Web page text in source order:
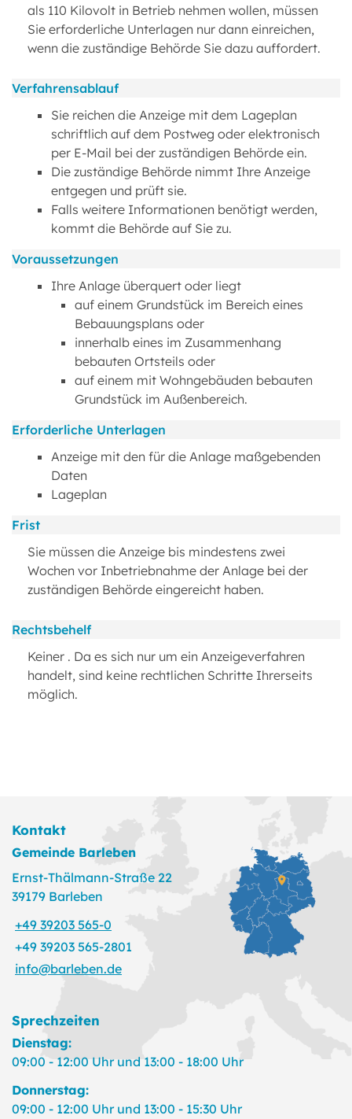
als 110 Kilovolt in Betrieb nehmen wollen, müssen
Sie erforderliche Unterlagen nur dann einreichen,
wenn die zuständige Behörde Sie dazu auffordert.
Verfahrensablauf
Sie reichen die Anzeige mit dem Lageplan
schriftlich auf dem Postweg oder elektronisch
per E-Mail bei der zuständigen Behörde ein.
Die zuständige Behörde nimmt Ihre Anzeige
entgegen und prüft sie.
Falls weitere Informationen benötigt werden,
kommt die Behörde auf Sie zu.
Voraussetzungen
Ihre Anlage überquert oder liegt
auf einem Grundstück im Bereich eines
Bebauungsplans oder
innerhalb eines im Zusammenhang
bebauten Ortsteils oder
auf einem mit Wohngebäuden bebauten
Grundstück im Außenbereich.
Erforderliche Unterlagen
Anzeige mit den für die Anlage maßgebenden
Daten
Lageplan
Frist
Sie müssen die Anzeige bis mindestens zwei
Wochen vor Inbetriebnahme der Anlage bei der
zuständigen Behörde eingereicht haben.
Rechtsbehelf
Keiner . Da es sich nur um ein Anzeigeverfahren
handelt, sind keine rechtlichen Schritte Ihrerseits
möglich.
Kontakt
Gemeinde Barleben
Ernst-Thälmann-Straße 22
39179 Barleben
+49 39203 565-0
+49 39203 565-2801
info@barleben.de
Sprechzeiten
Dienstag:
09:00 - 12:00 Uhr und 13:00 - 18:00 Uhr
Donnerstag:
09:00 - 12:00 Uhr und 13:00 - 15:30 Uhr